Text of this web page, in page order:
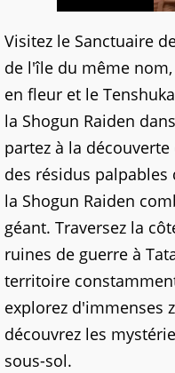
Visitez le Sanctuaire
de l'île du même
en fleur et le
la Shogun Raiden
partez à la
des résidus
la Shogun Raiden
géant. Traversez la
ruines de guerre à
territoire
explorez d'immenses
découvrez les
sous-sol.